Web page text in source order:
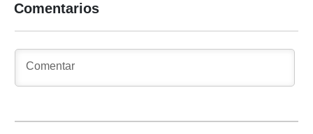
Comentarios